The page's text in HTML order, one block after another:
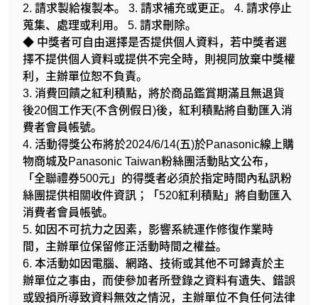
2. 請求製給複製本。 3. 請求補充或更正。 4. 請求停止
蒐集、處理或利用。 5. 請求刪除。
◆ 中獎者可自由選擇是否提供個人資料，若中獎者選
擇不提供個人資料或提供不完全時，則視同放棄中獎權
利，主辦單位恕不負責。
3. 消費回饋之紅利積點，將於商品鑑賞期滿且無退貨
後20個工作天(不含例假日)後，紅利積點將自動匯入消
費者會員帳號。
4. 活動得獎公布將於2024/6/14(五)於Panasonic線上購
物商城及Panasonic Taiwan粉絲團活動貼文公布，
「全聯禮券500元」的得獎者必須於指定時間內私訊粉
絲團提供相關收件資訊；「520紅利積點」將自動匯入
消費者會員帳號。
5. 如因不可抗力之因素，影響系統運作修復作業時
間，主辦單位保留修正活動時間之權益。
6. 本活動如因電腦、網路、技術或其他不可歸責於主
辦單位之事由，而使參加者所登錄之資料有遺失、錯誤
或毀損所導致資料無效之情況，主辦單位不負任何法律